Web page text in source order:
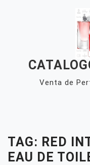
Venta de
TAG: RED
EAU DE